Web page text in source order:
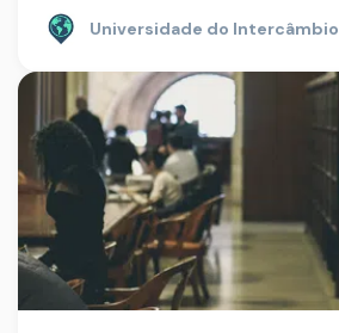
Universidade do Intercâmbio